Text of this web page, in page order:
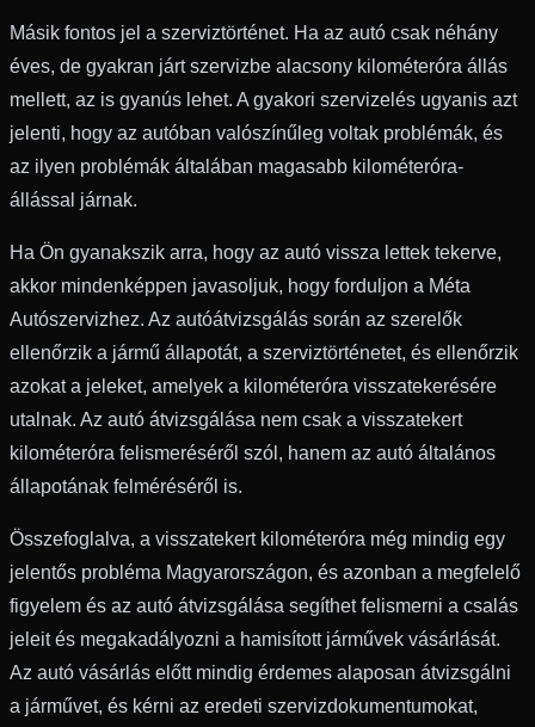
Másik fontos jel a szerviztörténet. Ha az autó csak néhány
éves, de gyakran járt szervizbe alacsony kilométeróra állás
mellett, az is gyanús lehet. A gyakori szervizelés ugyanis azt
jelenti, hogy az autóban valószínűleg voltak problémák, és
az ilyen problémák általában magasabb kilométeróra-
állással járnak.
Ha Ön gyanakszik arra, hogy az autó vissza lettek tekerve,
akkor mindenképpen javasoljuk, hogy forduljon a Méta
Autószervizhez. Az autóátvizsgálás során az szerelők
ellenőrzik a jármű állapotát, a szerviztörténetet, és ellenőrzik
azokat a jeleket, amelyek a kilométeróra visszatekerésére
utalnak. Az autó átvizsgálása nem csak a visszatekert
kilométeróra felismeréséről szól, hanem az autó általános
állapotának felméréséről is.
Összefoglalva, a visszatekert kilométeróra még mindig egy
jelentős probléma Magyarországon, és azonban a megfelelő
figyelem és az autó átvizsgálása segíthet felismerni a csalás
jeleit és megakadályozni a hamisított járművek vásárlását.
Az autó vásárlás előtt mindig érdemes alaposan átvizsgálni
a járművet, és kérni az eredeti szervizdokumentumokat,